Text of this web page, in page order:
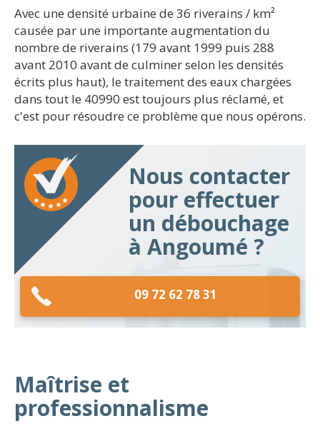
Avec une densité urbaine de 36 riverains / km²
causée par une importante augmentation du
nombre de riverains (179 avant 1999 puis 288
avant 2010 avant de culminer selon les densités
écrits plus haut), le traitement des eaux chargées
dans tout le 40990 est toujours plus réclamé, et
c'est pour résoudre ce problème que nous opérons.
Nous contacter
pour effectuer
un débouchage
à Angoumé ?
09 72 62 78 31
Maîtrise et
professionnalisme